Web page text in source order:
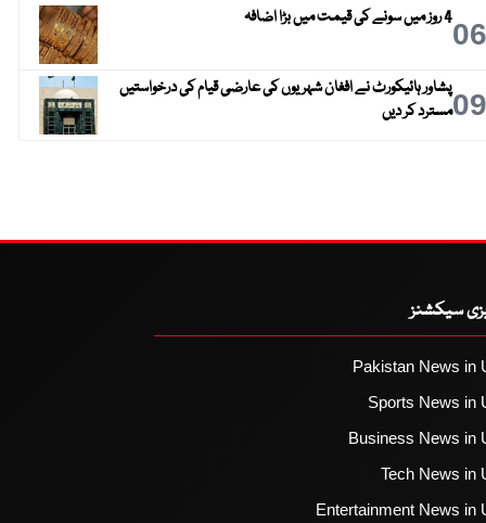
064 روز میں سونے کی قیمت میں بڑا اضافہ
09پشاور ہائیکورٹ نے افغان شہریوں کی عارضی قیام کی درخواستیں
مسترد کر دیں
سیکشنز
Pakistan News in
Sports News in
Business News in
Tech News in
Entertainment News in